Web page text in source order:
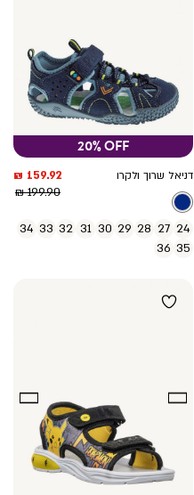
20% OFF
דניאל שרוך ולקרו
מחיר
מוצר
159.92 ₪
מחיר
199.90 ₪
24
27
28
29
30
31
32
33
34
35
36